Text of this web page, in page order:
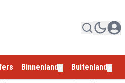
Binnenland Buitenland